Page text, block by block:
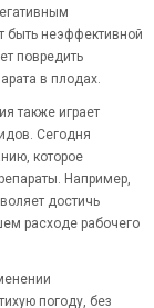
быть неэффективной
повредить
в плодах.
также играет
Сегодня
которое
Например,
достичь
расходе рабочего
погоду, без